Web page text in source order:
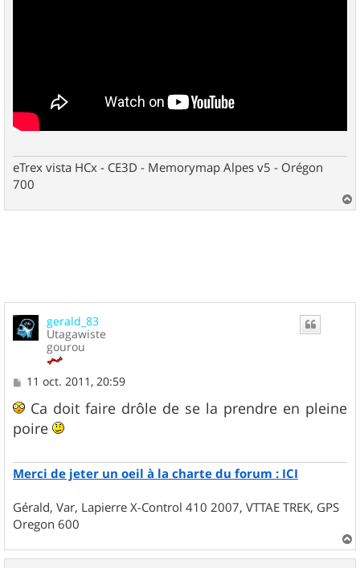
eTrex vista HCx - CE3D - Memorymap Alpes v5 - Orégon
700
a
gerald_83
Utagawiste
gourou
M
s
a
11 oct. 2011, 20:59
Ca doit faire drôle de se la prendre en pleine
poire
Merci de jeter un oeil à la charte du forum : ICI
Gérald, Var, Lapierre X-Control 410 2007, VTTAE TREK, GPS
Oregon 600
a